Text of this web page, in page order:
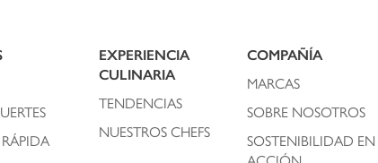
EXPERIENCIA
CULINARIA
TENDENCIAS
NUESTROS CHEFS
COMPAÑÍA
MARCAS
SOBRE NOSOTROS
SOSTENIBILIDAD EN